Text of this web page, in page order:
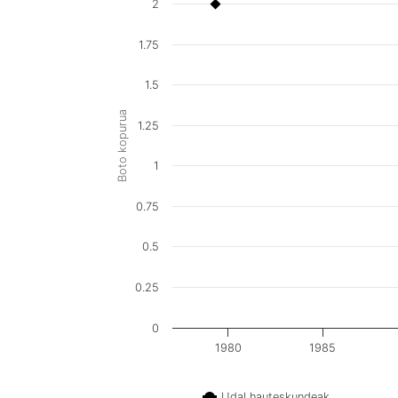
Boto kopurua
1980 1985
0
0.25
0.5
0.75
1
1.25
1.5
1.75
2